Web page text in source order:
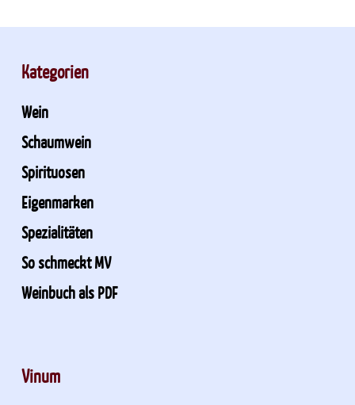
Kategorien
Wein
Schaumwein
Spirituosen
Eigenmarken
Spezialitäten
So schmeckt MV
Weinbuch als PDF
Vinum